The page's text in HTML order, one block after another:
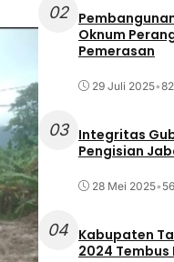
02
Oknum
Pemerasan
29 Juli 2025•
03
Integritas
Pengisian
28 Mei 2025•
04 Kabupaten
2024 Tembus